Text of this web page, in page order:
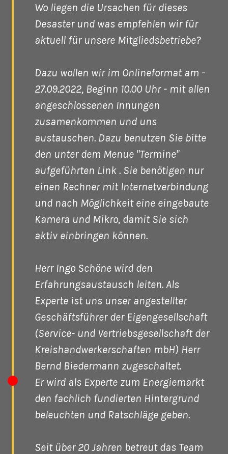
Wo liegen die Ursachen für dieses
Desaster und was empfehlen wir für
aktuell für unsere Mitgliedsbetriebe?
Dazu wollen wir im Onlineformat am -
27.09.2022, Beginn 10.00 Uhr - mit allen
angeschlossenen Innungen
zusamenkommen und uns
austauschen. Dazu benutzen Sie bitte
den unter dem Menue "Termine"
aufgeführten Link . Sie benötigen nur
einen Rechner mit Internetverbindung
und nach Möglichkeit eine eingebaute
Kamera und Mikro, damit Sie sich
aktiv einbringen können.
Herr Ingo Schöne wird den
Erfahrungsaustausch leiten. Als
Experte ist uns unser angestellter
Geschäftsführer der Eigengesellschaft
(Service- und Vertriebsgesellschaft der
Kreishandwerkerschaften mbH) Herr
Bernd Biedermann zugeschaltet.
Er wird als Experte zum Energiemarkt
den fachlich fundierten Hintergrund
beleuchten und Ratschläge geben.
Seit über 20 Jahren betreut das Team